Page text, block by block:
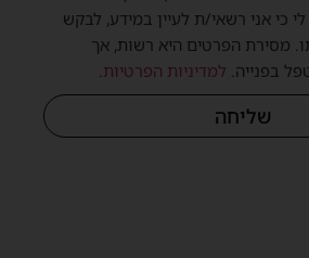
לי כי אני רשאי/ת לעיין במידע, לבקש
מסירת הפרטים היא רשות, אך
בפנייה. למדיניות הפרטיות
שליחה